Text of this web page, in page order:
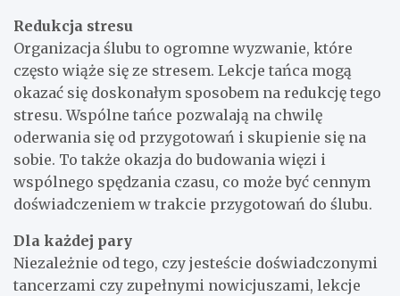
Redukcja stresu
Organizacja ślubu to ogromne wyzwanie, które
często wiąże się ze stresem. Lekcje tańca mogą
okazać się doskonałym sposobem na redukcję tego
stresu. Wspólne tańce pozwalają na chwilę
oderwania się od przygotowań i skupienie się na
sobie. To także okazja do budowania więzi i
wspólnego spędzania czasu, co może być cennym
doświadczeniem w trakcie przygotowań do ślubu.
Dla każdej pary
Niezależnie od tego, czy jesteście doświadczonymi
tancerzami czy zupełnymi nowicjuszami, lekcje